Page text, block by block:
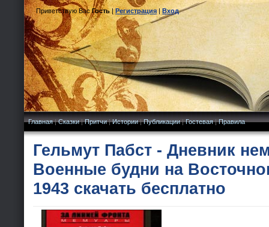
Приветствую Вас Гость|Регистрация|Вход
Главная|Сказки|Притчи|Истории|Публикации|Гостевая|Правила
Гельмут Пабст - Дневник
Военные будни на
1943 скачать бесплатно